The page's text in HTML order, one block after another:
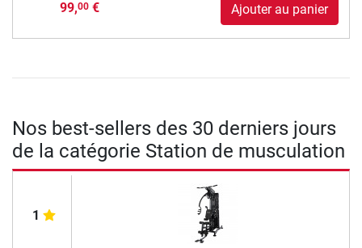
99,00€ Ajouter au panier
Nos best-sellers des 30 derniers jours
de la catégorie Station de musculation
1